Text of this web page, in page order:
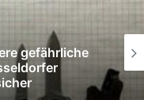
gefährliche